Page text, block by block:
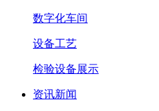
数字化车间
设备工艺
检验设备展示
资讯新闻